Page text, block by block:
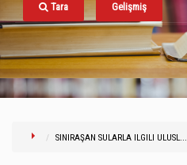
Tara Gelişmiş
SINIRAŞAN SULARLA ILGILI ULUSL...